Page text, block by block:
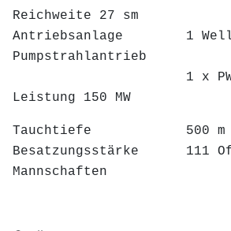
Reichweite 27 sm
Antriebsanlage 1
Pumpstrahlantrieb
1 x PWAR
Leistung 150 MW
Tauchtiefe 500 m
Besatzungsstärke 111
Mannschaften